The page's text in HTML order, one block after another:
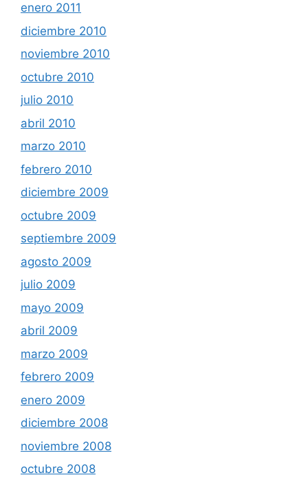
enero 2011
diciembre 2010
noviembre 2010
octubre 2010
julio 2010
abril 2010
marzo 2010
febrero 2010
diciembre 2009
octubre 2009
septiembre 2009
agosto 2009
julio 2009
mayo 2009
abril 2009
marzo 2009
febrero 2009
enero 2009
diciembre 2008
noviembre 2008
octubre 2008